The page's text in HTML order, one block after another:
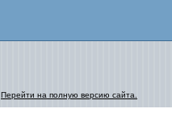
Перейти на полную версию сайта.